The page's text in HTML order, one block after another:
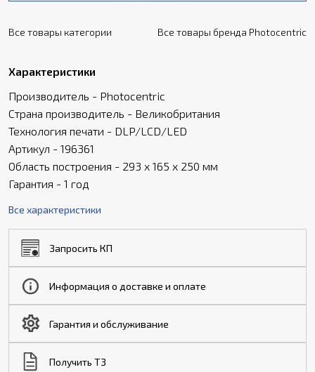
Все товары категории Все товары бренда Photocentric
Характеристики
Производитель - Photocentric
Страна производитель - Великобритания
Технология печати - DLP/LCD/LED
Артикул - 196361
Область построения - 293 х 165 х 250 мм
Гарантия - 1 год
Все характеристики
Запросить КП
Информация о доставке и оплате
Гарантия и обслуживание
Получить ТЗ